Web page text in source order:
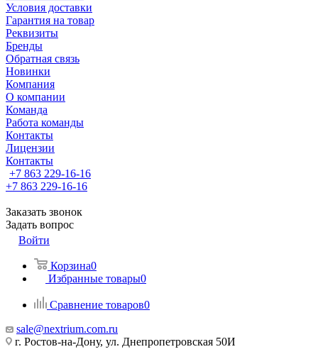
Условия доставки
Гарантия на товар
Реквизиты
Бренды
Обратная связь
Новинки
Компания
О компании
Команда
Работа команды
Контакты
Лицензии
Контакты
+7 863 229-16-16
+7 863 229-16-16
Заказать звонок
Задать вопрос
Войти
Корзина0
Избранные товары0
Сравнение товаров0
sale@nextrium.com.ru
г. Ростов-на-Дону, ул. Днепропетровская 50И